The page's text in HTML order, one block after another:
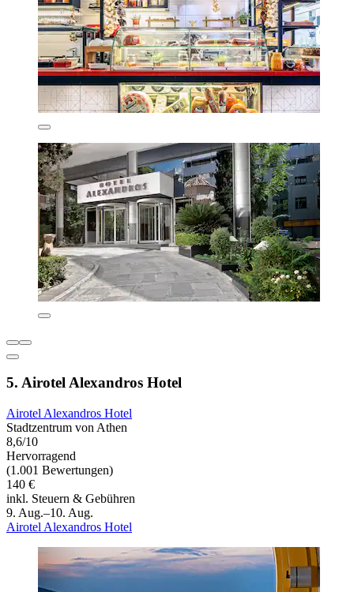
5. Airotel Alexandros Hotel
Airotel Alexandros Hotel
Stadtzentrum von Athen
8,6/10
Hervorragend
(1.001 Bewertungen)
140 €
inkl. Steuern & Gebühren
9. Aug.–10. Aug.
Airotel Alexandros Hotel